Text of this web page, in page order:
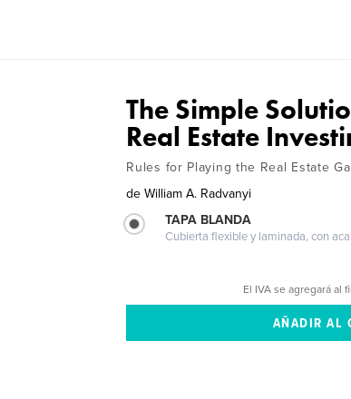
The Simple
Real Estate
Rules for Playing the Real Estate
de William A. Radvanyi
TAPA BLANDA
Cubierta flexible y laminada, con
El IVA se agregará al